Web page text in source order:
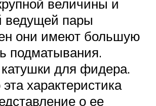
величины и
пары
они имеют большую
подматывания.
для фидера.
характеристика
о ее